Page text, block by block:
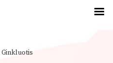
Ginkluotis